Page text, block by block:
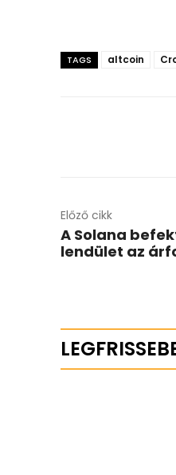
TAGS altcoin
Előző cikk
A Solana
lendület az